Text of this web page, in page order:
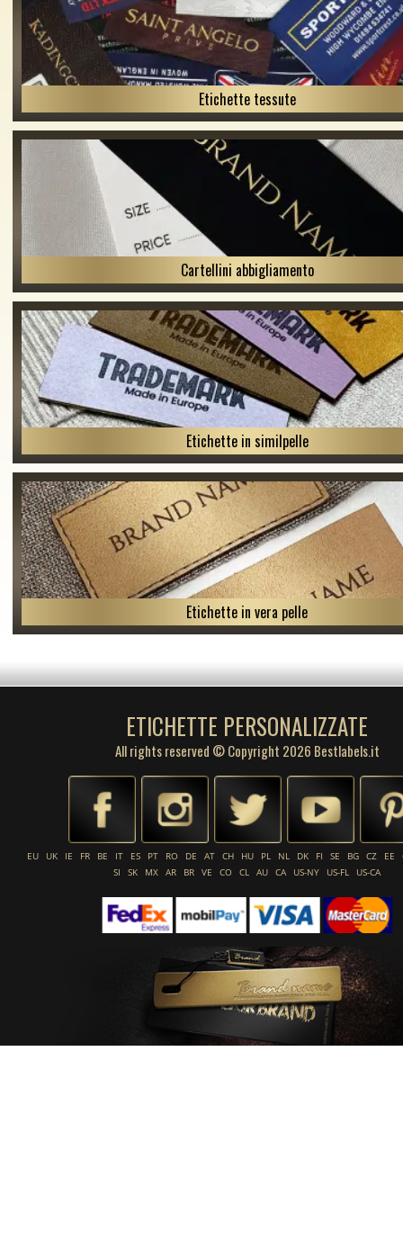
Etichette tessute
Cartellini abbigliamento
Etichette in similpelle
Etichette in vera pelle
ETICHETTE PERSONALIZZATE
All rights reserved © Copyright 2026 Bestlabels.it
EU UK IE FR BE IT ES PT RO DE AT CH HU PL NL DK FI SE BG CZ EE
SI
SK MX AR BR VE CO CL AU CA US-NY US-FL US-CA